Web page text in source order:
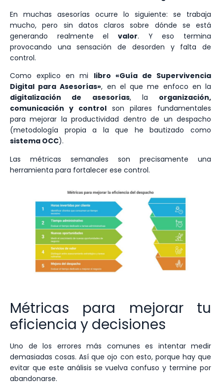
En muchas asesorías ocurre lo siguiente: se trabaja
mucho, pero sin datos claros sobre dónde se está
generando realmente el valor. Y eso termina
provocando una sensación de desorden y falta de
control.
Como explico en mi libro «Guía de Supervivencia
Digital para Asesorías», en el que me enfoco en la
digitalización de asesorías, la organización,
comunicación y control son pilares fundamentales
para mejorar la productividad dentro de un despacho
(metodología propia a la que he bautizado como
sistema OCC).
Las métricas semanales son precisamente una
herramienta para fortalecer ese control.
Métricas para mejorar tu
eficiencia y decisiones
Uno de los errores más comunes es intentar medir
demasiadas cosas. Así que ojo con esto, porque hay que
evitar que este análisis se vuelva confuso y termine por
abandonarse.